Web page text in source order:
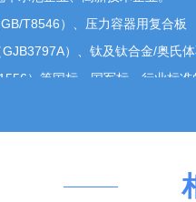
司针对电网工程装备重要部件中
电性能、结构强度和密封可靠性
T8546）、压力容器用复合板
）、钛及钛合金/奥氏
）等国标、国军标、行业标准
个市场实现了复合材料进口替代